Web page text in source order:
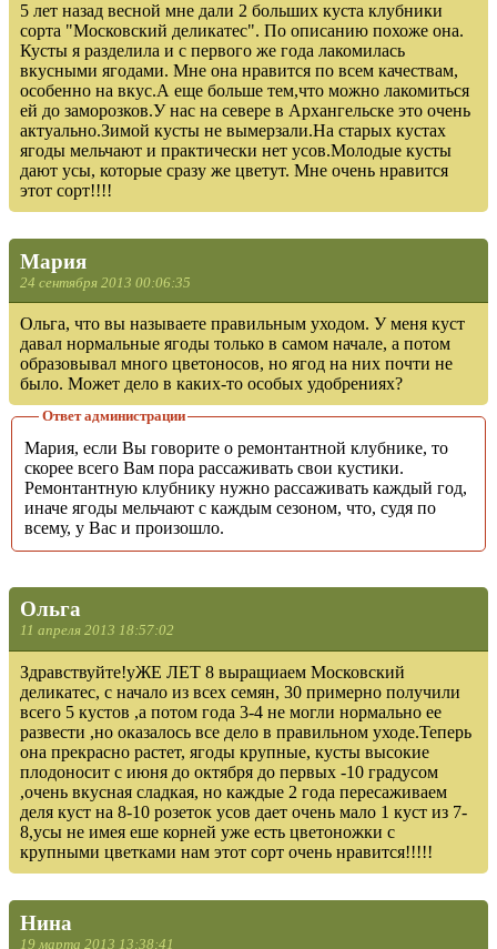
5 лет назад весной мне дали 2 больших куста клубники
сорта "Московский деликатес". По описанию похоже она.
Кусты я разделила и с первого же года лакомилась
вкусными ягодами. Мне она нравится по всем качествам,
особенно на вкус.А еще больше тем,что можно лакомиться
ей до заморозков.У нас на севере в Архангельске это очень
актуально.Зимой кусты не вымерзали.На старых кустах
ягоды мельчают и практически нет усов.Молодые кусты
дают усы, которые сразу же цветут. Мне очень нравится
этот сорт!!!!
Мария
24 сентября 2013 00:06:35
Ольга, что вы называете правильным уходом. У меня куст
давал нормальные ягоды только в самом начале, а потом
образовывал много цветоносов, но ягод на них почти не
было. Может дело в каких-то особых удобрениях?
Ответ администрации
Мария, если Вы говорите о ремонтантной клубнике, то
скорее всего Вам пора рассаживать свои кустики.
Ремонтантную клубнику нужно рассаживать каждый год,
иначе ягоды мельчают с каждым сезоном, что, судя по
всему, у Вас и произошло.
Ольга
11 апреля 2013 18:57:02
Здравствуйте!уЖЕ ЛЕТ 8 выращиаем Московский
деликатес, с начало из всех семян, 30 примерно получили
всего 5 кустов ,а потом года 3-4 не могли нормально ее
развести ,но оказалось все дело в правильном уходе.Теперь
она прекрасно растет, ягоды крупные, кусты высокие
плодоносит с июня до октября до первых -10 градусом
,очень вкусная сладкая, но каждые 2 года пересаживаем
деля куст на 8-10 розеток усов дает очень мало 1 куст из 7-
8,усы не имея еше корней уже есть цветоножки с
крупными цветками нам этот сорт очень нравится!!!!!
Нина
19 марта 2013 13:38:41